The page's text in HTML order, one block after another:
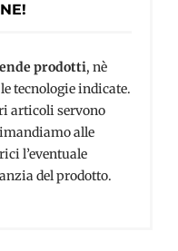
prodotti, nè
tecnologie indicate.
articoli servono
alle
l’eventuale
del prodotto.